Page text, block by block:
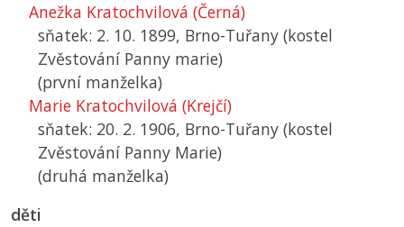
Anežka Kratochvilová (Černá)
sňatek: 2. 10. 1899, Brno-Tuřany (kostel
Zvěstování Panny marie)
(první manželka)
Marie Kratochvilová (Krejčí)
sňatek: 20. 2. 1906, Brno-Tuřany (kostel
Zvěstování Panny Marie)
(druhá manželka)
děti